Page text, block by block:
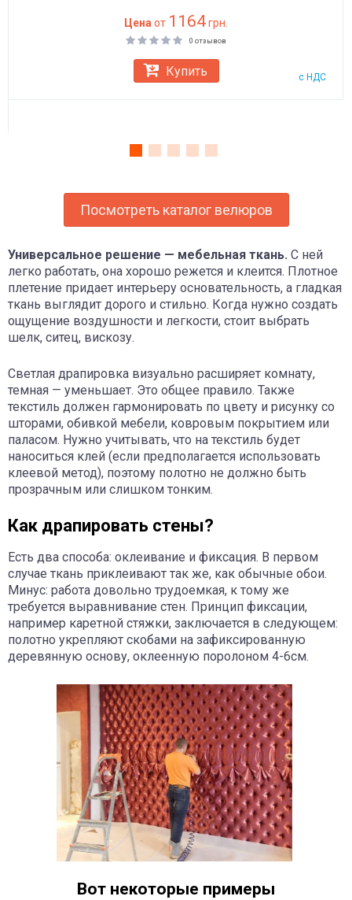
Ценаот 1164грн.
0 отзывов
с НДС
Купить
Посмотреть каталог велюров
Универсальное решение — мебельная ткань. С ней
легко работать, она хорошо режется и клеится. Плотное
плетение придает интерьеру основательность, а гладкая
ткань выглядит дорого и стильно. Когда нужно создать
ощущение воздушности и легкости, стоит выбрать
шелк, ситец, вискозу.
Светлая драпировка визуально расширяет комнату,
темная — уменьшает. Это общее правило. Также
текстиль должен гармонировать по цвету и рисунку со
шторами, обивкой мебели, ковровым покрытием или
паласом. Нужно учитывать, что на текстиль будет
наноситься клей (если предполагается использовать
клеевой метод), поэтому полотно не должно быть
прозрачным или слишком тонким.
Как драпировать стены?
Есть два способа: оклеивание и фиксация. В первом
случае ткань приклеивают так же, как обычные обои.
Минус: работа довольно трудоемкая, к тому же
требуется выравнивание стен. Принцип фиксации,
например каретной стяжки, заключается в следующем:
полотно укрепляют скобами на зафиксированную
деревянную основу, оклеенную поролоном 4-6см.
Вот некоторые примеры